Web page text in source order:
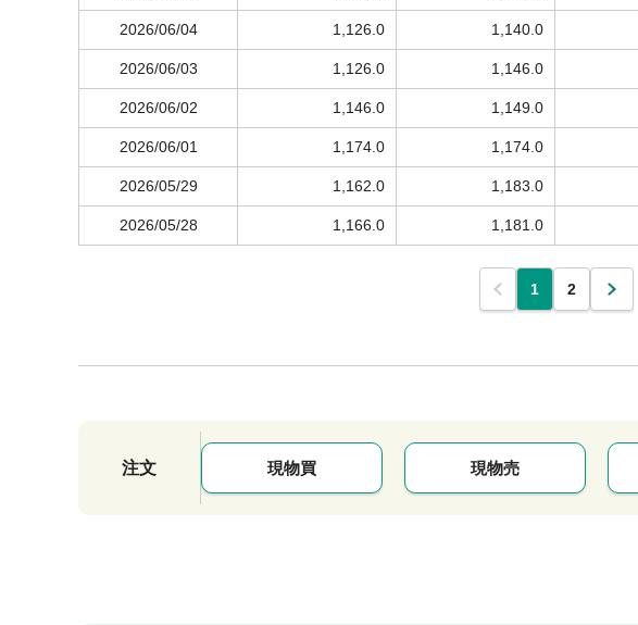
2026/06/04 1,126.0 1,140.0
2026/06/03 1,126.0 1,146.0
2026/06/02 1,146.0 1,149.0
2026/06/01 1,174.0 1,174.0
2026/05/29 1,162.0 1,183.0
2026/05/28 1,166.0 1,181.0
1 2
注文 現物買 現物売